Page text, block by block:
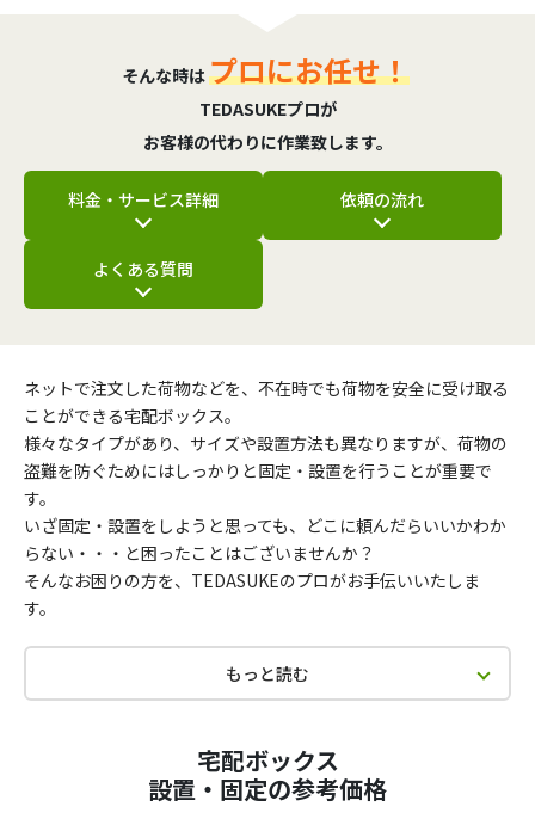
そんな時はプロにお任せ！
TEDASUKEプロが
お客様の代わりに作業致します。
料金・サービス詳細 依頼の流れ
よくある質問
ネットで注文した荷物などを、不在時でも荷物を安全に受け取る
ことができる宅配ボックス。
様々なタイプがあり、サイズや設置方法も異なりますが、荷物の
盗難を防ぐためにはしっかりと固定・設置を行うことが重要で
す。
いざ固定・設置をしようと思っても、どこに頼んだらいいかわか
らない・・・と困ったことはございませんか？
そんなお困りの方を、TEDASUKEのプロがお手伝いいたしま
す。
もっと読む
宅配ボックス
設置・固定の参考価格